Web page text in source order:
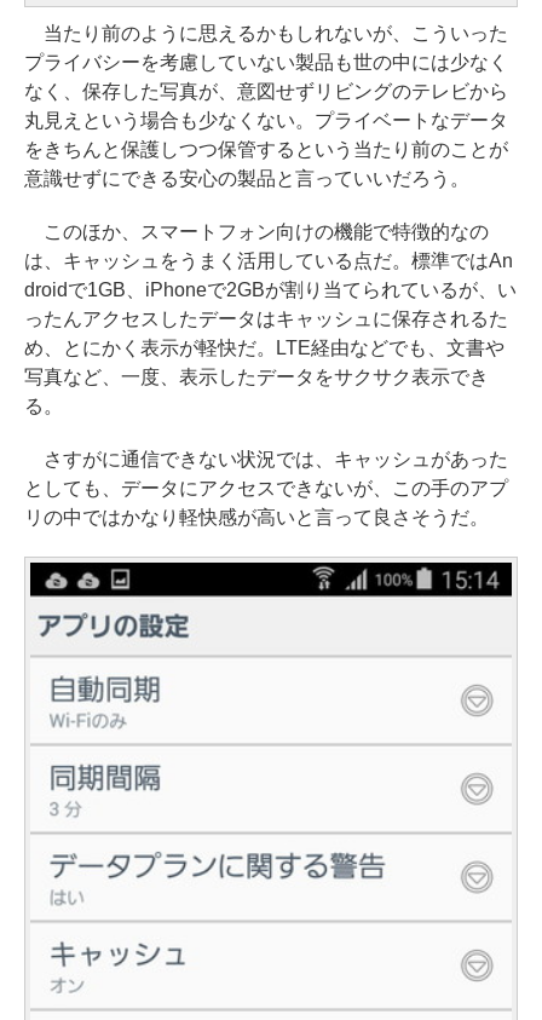
当たり前のように思えるかもしれないが、こういった
プライバシーを考慮していない製品も世の中には少なく
なく、保存した写真が、意図せずリビングのテレビから
丸見えという場合も少なくない。プライベートなデータ
をきちんと保護しつつ保管するという当たり前のことが
意識せずにできる安心の製品と言っていいだろう。
このほか、スマートフォン向けの機能で特徴的なの
は、キャッシュをうまく活用している点だ。標準ではAn
droidで1GB、iPhoneで2GBが割り当てられているが、い
ったんアクセスしたデータはキャッシュに保存されるた
め、とにかく表示が軽快だ。LTE経由などでも、文書や
写真など、一度、表示したデータをサクサク表示でき
る。
さすがに通信できない状況では、キャッシュがあった
としても、データにアクセスできないが、この手のアプ
リの中ではかなり軽快感が高いと言って良さそうだ。